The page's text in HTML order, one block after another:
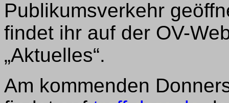
Publikumsverkehr
findet ihr auf der OV-
„Aktuelles“.
Am kommenden